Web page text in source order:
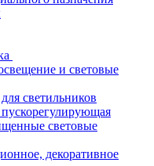
и световые
светильников
световые
декоративное